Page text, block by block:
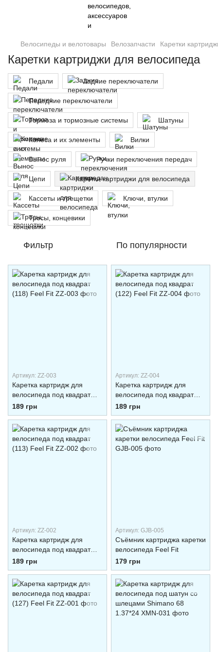
Велосипеды и велотовары Велозапчасти Каретки
Каретки картриджи для велосипеда
Педали Задние переключатели
Передние переключатели
Тормоза и тормозные системы Шатуны
Колеса и их элементы Вилки
Вынос руля Ручки переключения передач
Цепи Каретки картриджи для велосипеда
Кассеты и трещетки Ключи, втулки
Тросы, концевики
Фильтр По популярности
Артикул: ZZ-003
Каретка картридж для
велосипеда под квадрат
(118) Feel Fit
189 грн
Артикул: ZZ-004
Каретка картридж для
велосипеда под квадрат
(122) Feel Fit
189 грн
Артикул: ZZ-002
Каретка картридж для
велосипеда под квадрат
(113) Feel Fit
189 грн
Артикул: GJB-005
Съёмник картриджа каретки
велосипеда Feel Fit
179 грн